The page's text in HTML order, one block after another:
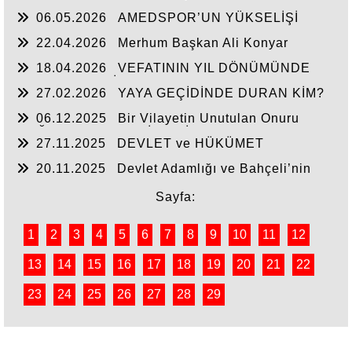
06.05.2026
AMEDSPOR’UN YÜKSELİŞİ
22.04.2026
Merhum Başkan Ali Konyar
18.04.2026
VEFATININ YIL DÖNÜMÜNDE
27.02.2026
YAYA GEÇİDİNDE DURAN KİM?
06.12.2025
Bir Vilayetin Unutulan Onuru
27.11.2025
DEVLET ve HÜKÜMET
20.11.2025
Devlet Adamlığı ve Bahçeli’nin
Sayfa:
1 2 3 4 5 6 7 8 9 10 11 12
13 14 15 16 17 18 19 20 21 22
23 24 25 26 27 28 29